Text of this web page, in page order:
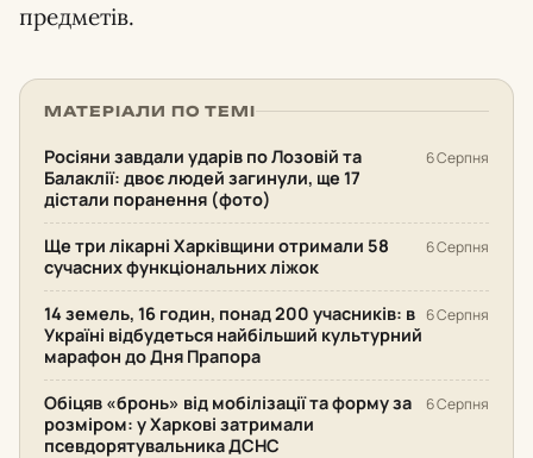
предметів.
МАТЕРІАЛИ ПО ТЕМІ
Росіяни завдали ударів по Лозовій та
Балаклії: двоє людей загинули, ще 17
дістали поранення (фото)
6 Серпня
Ще три лікарні Харківщини отримали 58
сучасних функціональних ліжок
6 Серпня
14 земель, 16 годин, понад 200 учасників: в
Україні відбудеться найбільший культурний
марафон до Дня Прапора
6 Серпня
Обіцяв «бронь» від мобілізації та форму за
розміром: у Харкові затримали
псевдорятувальника ДСНС
6 Серпня